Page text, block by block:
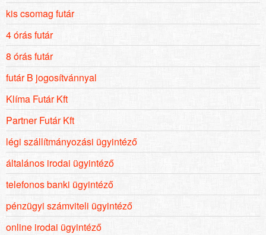
kis csomag futár
4 órás futár
8 órás futár
futár B jogosítvánnyal
Klíma Futár Kft
Partner Futár Kft
légi szállítmányozási ügyintéző
általános irodai ügyintéző
telefonos banki ügyintéző
pénzügyi számviteli ügyintéző
online irodai ügyintéző